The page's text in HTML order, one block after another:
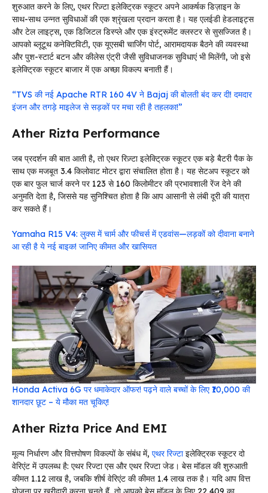
शुरुआत करने के लिए, एथर रिज़्टा इलेक्ट्रिक स्कूटर अपने आकर्षक डिज़ाइन के
साथ-साथ उन्नत सुविधाओं की एक श्रृंखला प्रदान करता है। यह एलईडी हेडलाइट्स
और टेल लाइट्स, एक डिजिटल डिस्प्ले और एक इंस्ट्रूमेंट क्लस्टर से सुसज्जित है।
आपको ब्लूटूथ कनेक्टिविटी, एक यूएसबी चार्जिंग पोर्ट, आरामदायक बैठने की व्यवस्था
और पुश-स्टार्ट बटन और कीलेस एंट्री जैसी सुविधाजनक सुविधाएं भी मिलेंगी, जो इसे
इलेक्ट्रिक स्कूटर बाजार में एक अच्छा विकल्प बनाती हैं।
“TVS की नई Apache RTR 160 4V ने Bajaj की बोलती बंद कर दी! दमदार
इंजन और तगड़े माइलेज से सड़कों पर मचा रही है तहलका!”
Ather Rizta Performance
जब प्रदर्शन की बात आती है, तो एथर रिज़्टा इलेक्ट्रिक स्कूटर एक बड़े बैटरी पैक के
साथ एक मजबूत 3.4 किलोवाट मोटर द्वारा संचालित होता है। यह सेटअप स्कूटर को
एक बार फुल चार्ज करने पर 123 से 160 किलोमीटर की प्रभावशाली रेंज देने की
अनुमति देता है, जिससे यह सुनिश्चित होता है कि आप आसानी से लंबी दूरी की यात्रा
कर सकते हैं।
Yamaha R15 V4: लुक्स में चार्म और फीचर्स में एडवांस—लड़कों को दीवाना बनाने
आ रही है ये नई बाइक! जानिए कीमत और खासियत
Honda Activa 6G पर धमाकेदार ऑफर! पढ़ने वाले बच्चों के लिए ₹10,000 की
शानदार छूट – ये मौका मत चूकिए!
Ather Rizta Price And EMI
मूल्य निर्धारण और वित्तपोषण विकल्पों के संबंध में, एथर रिज्टाइलेक्ट्रिक स्कूटर दो
वेरिएंट में उपलब्ध है: एथर रिज्टा एस और एथर रिज्टा जेड। बेस मॉडल की शुरुआती
कीमत ₹1.12 लाख है, जबकि शीर्ष वेरिएंट की कीमत ₹1.4 लाख तक है। यदि आप वित्त